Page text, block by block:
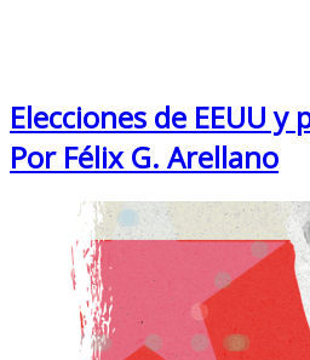
Elecciones de EEUU
Por Félix G. Arellano